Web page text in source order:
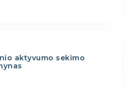
aktyvumo sekimo